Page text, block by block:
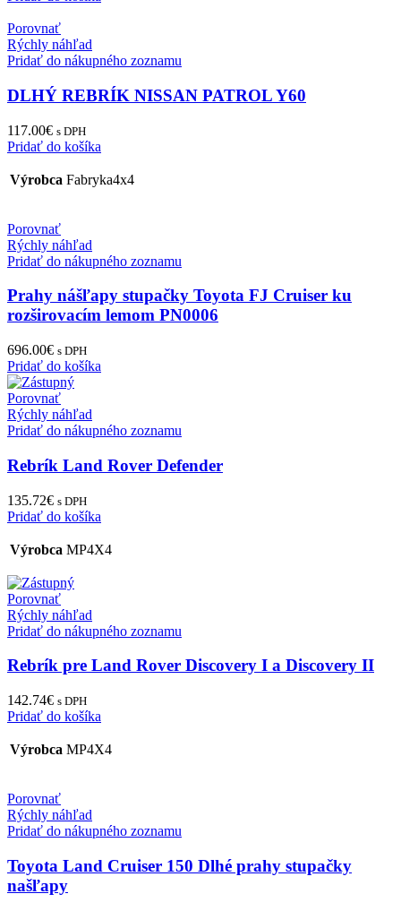
Porovnať
Rýchly náhľad
Pridať do nákupného zoznamu
DLHÝ REBRÍK NISSAN PATROL Y60
117.00€ s DPH
Pridať do košíka
Výrobca Fabryka4x4
Porovnať
Rýchly náhľad
Pridať do nákupného zoznamu
Prahy nášľapy stupačky Toyota FJ Cruiser ku
rozširovacím lemom PN0006
696.00€ s DPH
Pridať do košíka
Porovnať
Rýchly náhľad
Pridať do nákupného zoznamu
Rebrík Land Rover Defender
135.72€ s DPH
Pridať do košíka
Výrobca MP4X4
Porovnať
Rýchly náhľad
Pridať do nákupného zoznamu
Rebrík pre Land Rover Discovery I a Discovery II
142.74€ s DPH
Pridať do košíka
Výrobca MP4X4
Porovnať
Rýchly náhľad
Pridať do nákupného zoznamu
Toyota Land Cruiser 150 Dlhé prahy stupačky
našľapy